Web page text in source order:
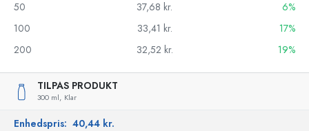
50
37,68 kr.
6%
100
33,41 kr.
17%
200
32,52 kr. 19%
TILPAS PRODUKT
300 ml, Klar
Enhedspris: 40,44 kr.